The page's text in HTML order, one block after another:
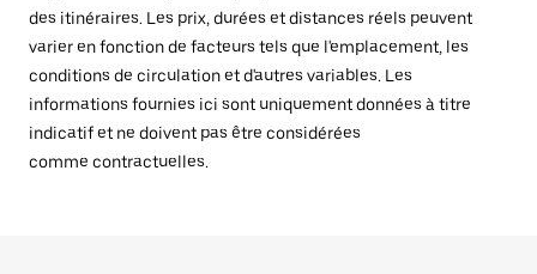
des itinéraires. Les prix, durées et distances réels peuvent
varier en fonction de facteurs tels que l'emplacement, les
conditions de circulation et d'autres variables. Les
informations fournies ici sont uniquement données à titre
indicatif et ne doivent pas être considérées
comme contractuelles.